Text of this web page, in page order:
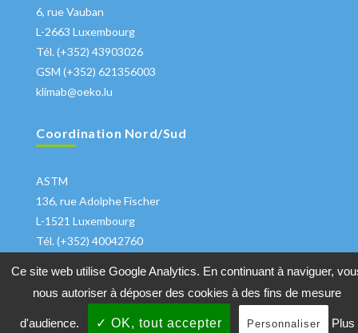
6, rue Vauban
L-2663 Luxembourg
Tél. (+352) 43903026
GSM (+352) 621356003
klimab@oeko.lu
Coordination Nord/Sud
ASTM
136, rue Adolphe Fischer
L-1521 Luxembourg
Tél. (+352) 40042760
Ce site web utilise Google Analytics. En continuant à naviguer,
nous autoriser à déposer des cookies à des fins de mesure
d'audience. ✓ OK, tout accepter Personnaliser Plus